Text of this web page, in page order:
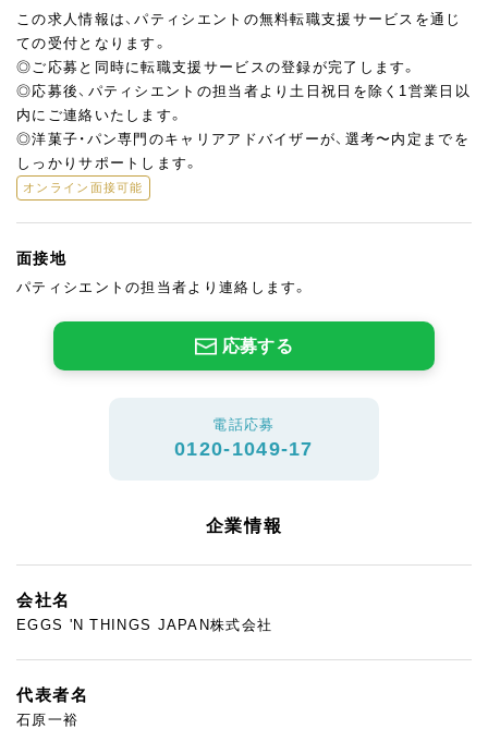
この求人情報は、パティシエントの無料転職支援サービスを通じ
ての受付となります。
◎ご応募と同時に転職支援サービスの登録が完了します。
◎応募後、パティシエントの担当者より土日祝日を除く1営業日以
内にご連絡いたします。
◎洋菓子・パン専門のキャリアアドバイザーが、選考〜内定までを
しっかりサポートします。
オンライン面接可能
面接地
パティシエントの担当者より連絡します。
応募する
電話応募
0120-1049-17
企業情報
会社名
EGGS 'N THINGS JAPAN株式会社
代表者名
石原一裕